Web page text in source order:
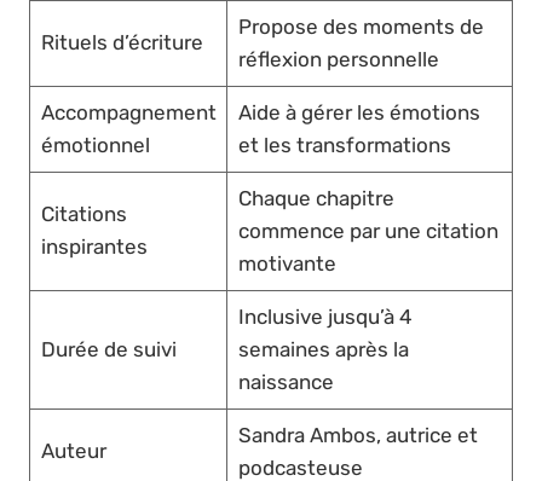
Rituels d’écriture
Propose des moments de
réflexion personnelle
Accompagnement
émotionnel
Aide à gérer les émotions
et les transformations
Citations
inspirantes
Chaque chapitre
commence par une citation
motivante
Durée de suivi
Inclusive jusqu’à 4
semaines après la
naissance
Auteur
Sandra Ambos, autrice et
podcasteuse